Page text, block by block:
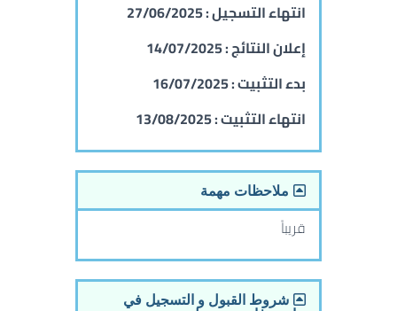
انتهاء التسجيل :27/06/2025
إعلان النتائج :14/07/2025
بدء التثبيت :16/07/2025
انتهاء التثبيت :13/08/2025
ملاحظات مهمة
قريباً
شروط القبول و التسجيل في